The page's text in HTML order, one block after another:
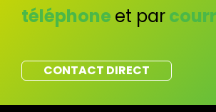
téléphone et par
CONTACT DIRECT